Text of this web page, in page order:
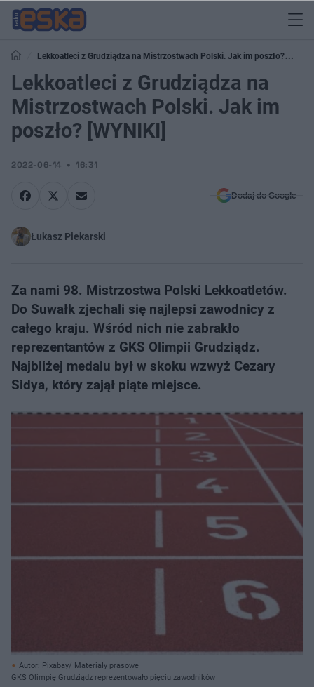
Lekkoatleci z Grudziądza na Mistrzostwach Polski. Jak im poszło?
[WYNIKI]
Lekkoatleci z Grudziądza na
Mistrzostwach Polski. Jak im
poszło? [WYNIKI]
2022-06-14 16:31
Dodaj do Google
Łukasz Piekarski
Za nami 98. Mistrzostwa Polski Lekkoatletów.
Do Suwałk zjechali się najlepsi zawodnicy z
całego kraju. Wśród nich nie zabrakło
reprezentantów z GKS Olimpii Grudziądz.
Najbliżej medalu był w skoku wzwyż Cezary
Sidya, który zajął piąte miejsce.
Autor: Pixabay/ Materiały prasowe
GKS Olimpię Grudziądz reprezentowało pięciu zawodników